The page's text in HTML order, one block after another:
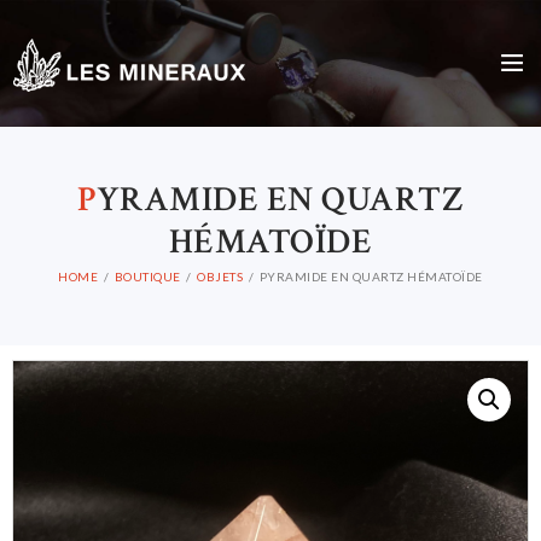
PYRAMIDE EN QUARTZ
HÉMATOÏDE
HOME BOUTIQUE OBJETS PYRAMIDE EN QUARTZ HÉMATOÏDE